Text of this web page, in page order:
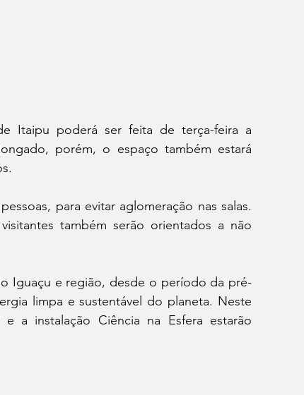
Itaipu poderá ser feita de terça-feira a
porém, o espaço também estará
para evitar aglomeração nas salas.
também serão orientados a não
Iguaçu e região, desde o período da pré-
limpa e sustentável do planeta. Neste
a instalação Ciência na Esfera estarão